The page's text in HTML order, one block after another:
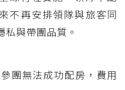
不再安排領隊與旅客同
私與帶團品質。
團無法成功配房，費用